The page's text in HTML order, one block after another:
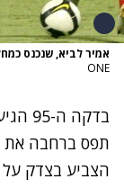
אמיר לביא, שנכנס
ONE
תפס ברחבה את
הצביע בצדק על